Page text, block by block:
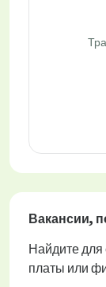
Вакансии,
Найдите для
платы или